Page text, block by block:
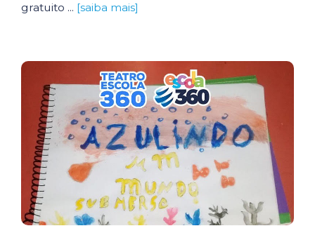
gratuito ... [saiba mais]